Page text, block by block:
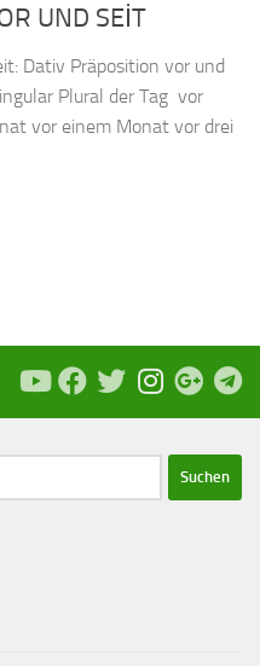
UND SEİT
Dativ Präposition vor und
Plural der Tag vor
vor einem Monat vor drei